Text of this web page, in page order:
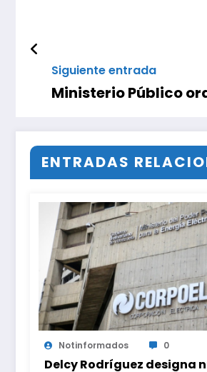
Siguiente entrada
Ministerio Público
ENTRADAS
Notinformados 0
Delcy Rodríguez designa